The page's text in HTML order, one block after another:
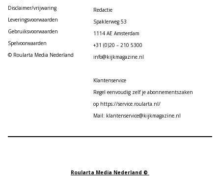
Disclaimer/vrijwaring
Leveringsvoorwaarden
Gebruiksvoorwaarden
Spelvoorwaarden
© Roularta Media Nederland
Redactie
Spaklerweg 53
1114 AE Amsterdam
+31 (0)20 – 210 5300
info@kijkmagazine.nl
Klantenservice
Regel eenvoudig zelf je abonnementszaken
op https://service.roularta.nl/
Mail: klantenservice@kijkmagazine.nl
Roularta Media Nederland ©